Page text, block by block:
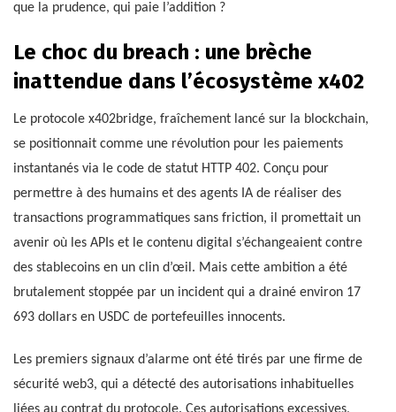
que la prudence, qui paie l’addition ?
Le choc du breach : une brèche
inattendue dans l’écosystème x402
Le protocole x402bridge, fraîchement lancé sur la blockchain,
se positionnait comme une révolution pour les paiements
instantanés via le code de statut HTTP 402. Conçu pour
permettre à des humains et des agents IA de réaliser des
transactions programmatiques sans friction, il promettait un
avenir où les APIs et le contenu digital s’échangeaient contre
des stablecoins en un clin d’œil. Mais cette ambition a été
brutalement stoppée par un incident qui a drainé environ 17
693 dollars en USDC de portefeuilles innocents.
Les premiers signaux d’alarme ont été tirés par une firme de
sécurité web3, qui a détecté des autorisations inhabituelles